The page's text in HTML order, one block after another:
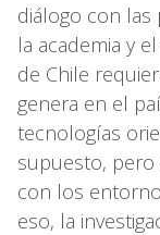
diálogo con
la academia y
de Chile
genera en el
tecnologías
supuesto,
con los
eso, la